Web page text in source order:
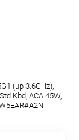
(up 3.6GHz),
Kbd, ACA 45W,